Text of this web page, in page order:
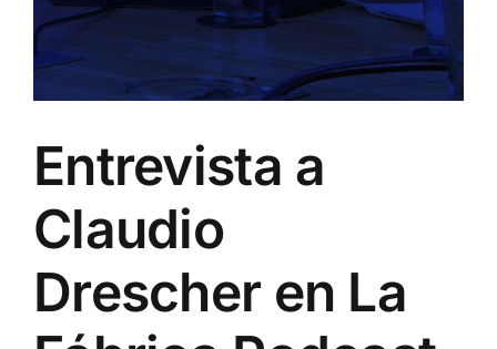
Entrevista a
Claudio
Drescher en La